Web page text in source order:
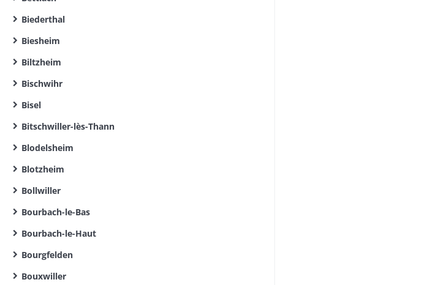
Biederthal
Biesheim
Biltzheim
Bischwihr
Bisel
Bitschwiller-lès-Thann
Blodelsheim
Blotzheim
Bollwiller
Bourbach-le-Bas
Bourbach-le-Haut
Bourgfelden
Bouxwiller